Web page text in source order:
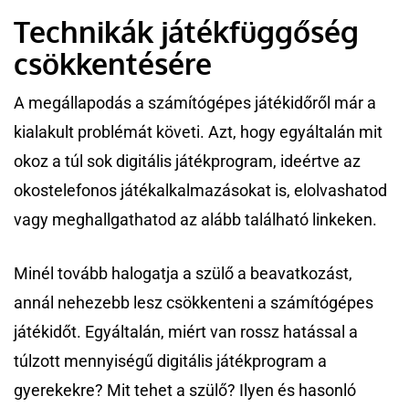
Technikák játékfüggőség
csökkentésére
A megállapodás a számítógépes játékidőről már a
kialakult problémát követi. Azt, hogy egyáltalán mit
okoz a túl sok digitális játékprogram, ideértve az
okostelefonos játékalkalmazásokat is, elolvashatod
vagy meghallgathatod az alább található linkeken.
Minél tovább halogatja a szülő a beavatkozást,
annál nehezebb lesz csökkenteni a számítógépes
játékidőt. Egyáltalán, miért van rossz hatással a
túlzott mennyiségű digitális játékprogram a
gyerekekre? Mit tehet a szülő? Ilyen és hasonló